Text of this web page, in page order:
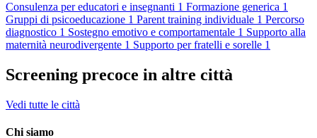
Consulenza per educatori e insegnanti 1 Formazione generica 1
Gruppi di psicoeducazione 1 Parent training individuale 1 Percorso
diagnostico 1 Sostegno emotivo e comportamentale 1 Supporto alla
maternità neurodivergente 1 Supporto per fratelli e sorelle 1
Screening precoce in altre città
Vedi tutte le città
Chi siamo